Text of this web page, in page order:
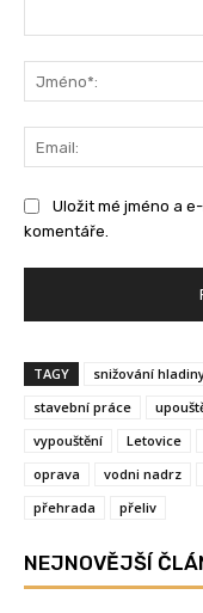
Uložit mé jméno a
komentáře.
TAGY snižování
stavební práce
vypouštění
Letovice
oprava
vodni nadrz
přehrada
přeliv
NEJNOVĚJŠÍ